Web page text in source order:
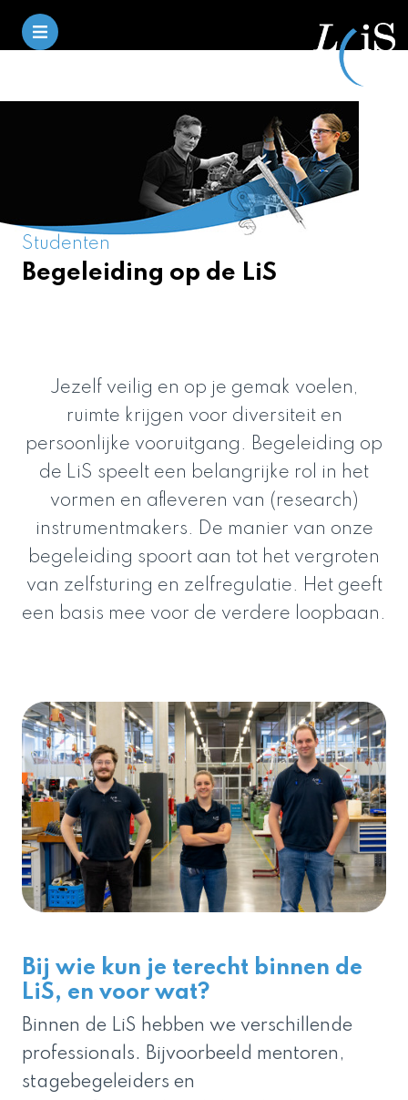
Studenten
Begeleiding op de LiS
Jezelf veilig en op je gemak voelen,
ruimte krijgen voor diversiteit en
persoonlijke vooruitgang. Begeleiding op
de LiS speelt een belangrijke rol in het
vormen en afleveren van (research)
instrumentmakers. De manier van onze
begeleiding spoort aan tot het vergroten
van zelfsturing en zelfregulatie. Het geeft
een basis mee voor de verdere loopbaan.
Bij wie kun je terecht binnen de
LiS, en voor wat?
Binnen de LiS hebben we verschillende
professionals. Bijvoorbeeld mentoren,
stagebegeleiders en